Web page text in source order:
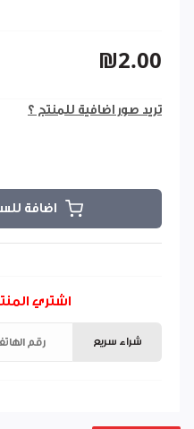
₪2.00
تريد صور اضافية للمنتج ؟
اضافة
اشتري
شراء سريع